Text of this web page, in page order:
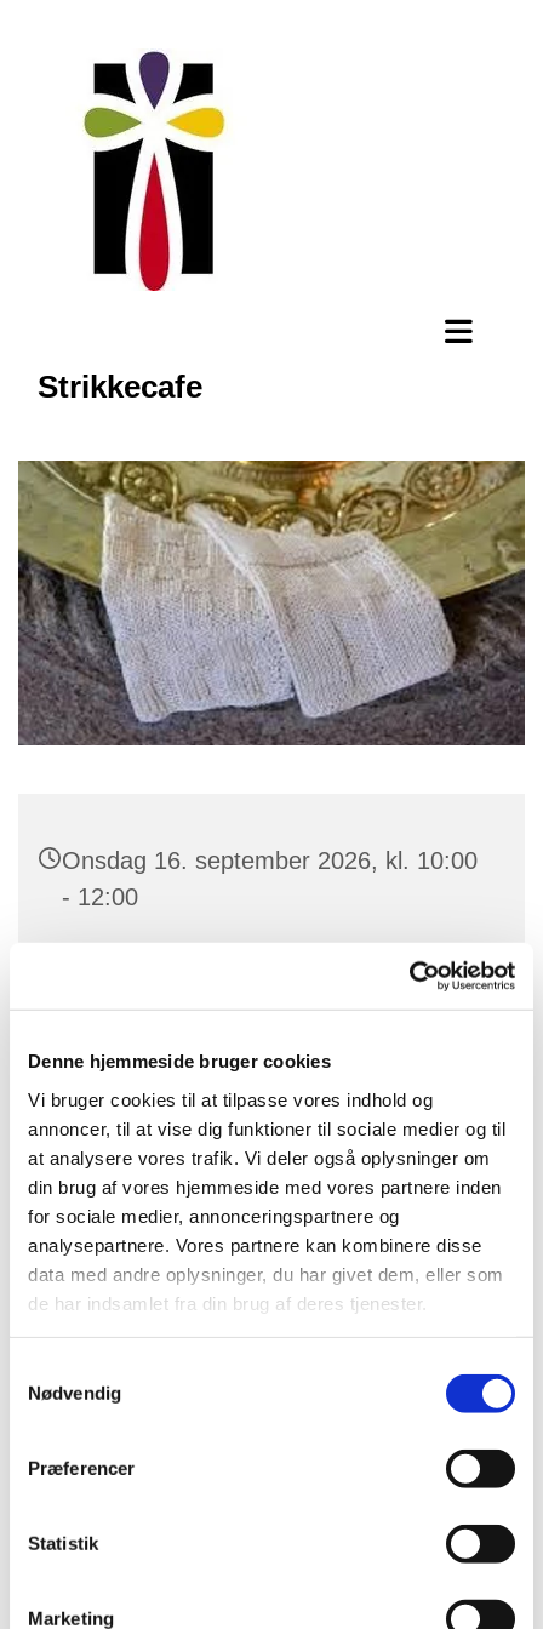
Denne hjemmeside bruger cookies
Vi bruger cookies til at tilpasse vores indhold og
annoncer, til at vise dig funktioner til sociale medier og til
at analysere vores trafik. Vi deler også oplysninger om
din brug af vores hjemmeside med vores partnere inden
for sociale medier, annonceringspartnere og
analysepartnere. Vores partnere kan kombinere disse
data med andre oplysninger, du har givet dem, eller som
de har indsamlet fra din brug af deres tjenester.
Nødvendig
Præferencer
Statistik
Marketing
Strikkecafe
Onsdag 16. september 2026, kl. 10:00
- 12:00
Dybbøl kirke, Dybbøl Bygade 103,
Strikkecafeen mødes onsdage i lige uger fra kl. 10-12 i
Kirkeladen. Vi strikker eller hækler dåbsservietter.
Husk selv at medbringe hæklenål eller strikkepinde i
str. 2,5 - 3 til dåbsservietter. Vi sørger for garn.
Har du dit eget strikke/hækle projekt, er du
selvfølgelig også velkommen til at medbringe det. Vi
sørger for kaffe, te og hjemmebagte boller.
Mød bare op en onsdag og kom og vær med